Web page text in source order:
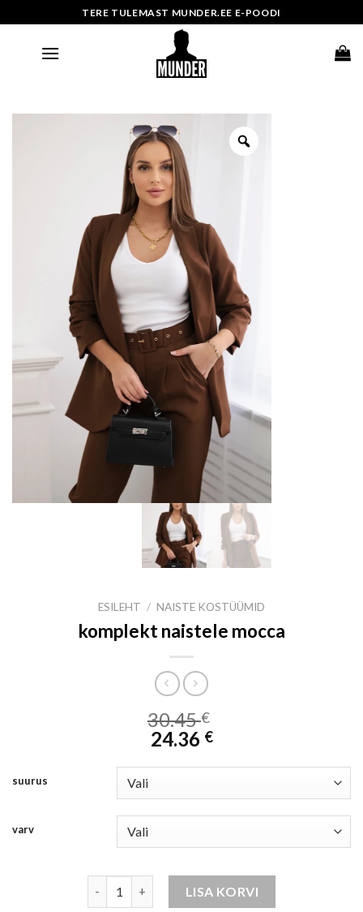
to
TERE TULEMAST MUNDER.EE E-POODI
ESILEHT / NAISTE KOSTÜÜMID
komplekt naistele mocca
30.45€
24.36 €
suurus
varv
LISA KORVI